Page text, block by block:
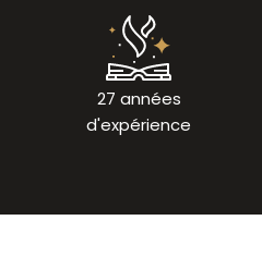
27 années
d'expérience